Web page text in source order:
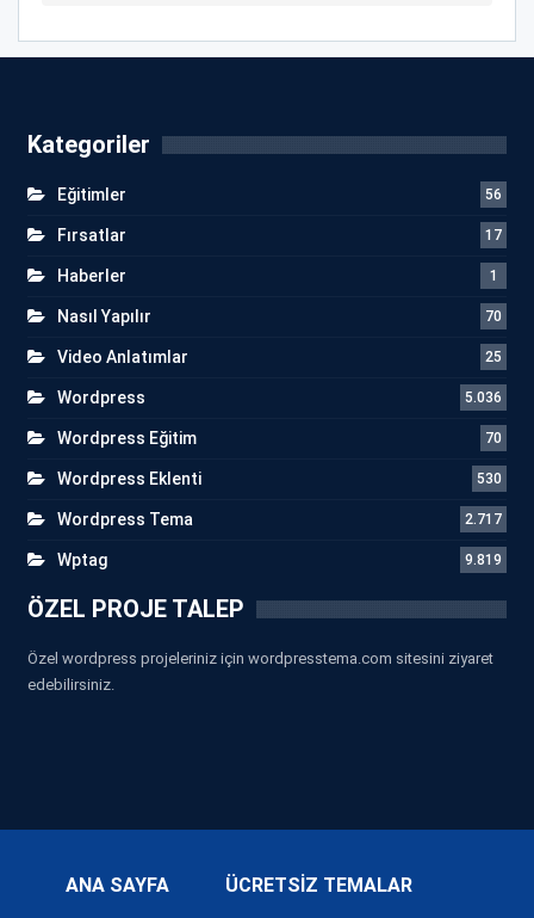
Kategoriler
Eğitimler 56
Fırsatlar 17
Haberler 1
Nasıl Yapılır 70
Video Anlatımlar 25
Wordpress 5.036
Wordpress Eğitim 70
Wordpress Eklenti 530
Wordpress Tema 2.717
Wptag 9.819
ÖZEL PROJE TALEP
Özel wordpress projeleriniz için wordpresstema.com sitesini ziyaret
edebilirsiniz.
ANA SAYFA ÜCRETSİZ TEMALAR